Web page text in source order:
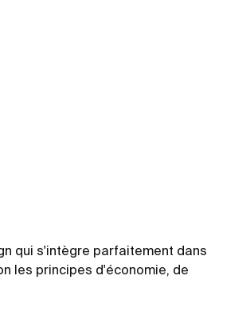
qui s'intègre parfaitement dans
les principes d'économie, de